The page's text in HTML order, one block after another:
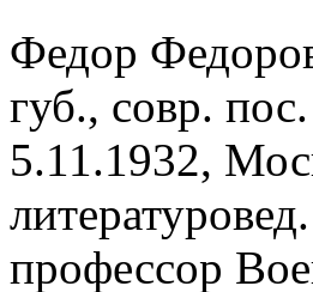
Федор
губ., совр.
5.11.1932,
профессор